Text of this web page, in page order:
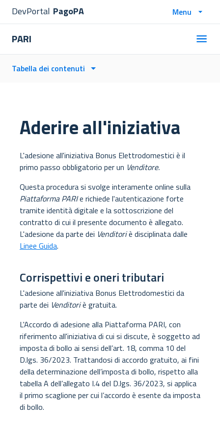
DevPortal PagoPA Menu
PARI
Tabella dei contenuti
Aderire all'iniziativa
L'adesione all'iniziativa Bonus Elettrodomestici è il
primo passo obbligatorio per un Venditore.
Questa procedura si svolge interamente online sulla
Piattaforma PARIe richiede l'autenticazione forte
tramite identità digitale e la sottoscrizione del
contratto di cui il presente documento è allegato.
L'adesione da parte dei Venditoriè disciplinata dalle
Linee Guida.
Corrispettivi e oneri tributari
L'adesione all'iniziativa Bonus Elettrodomestici da
parte dei Venditoriè gratuita.
L'Accordo di adesione alla Piattaforma PARI, con
riferimento all'iniziativa di cui si discute, è soggetto ad
imposta di bollo ai sensi dell’art. 18, comma 10 del
D.lgs. 36/2023. Trattandosi di accordo gratuito, ai fini
della determinazione dell’imposta di bollo, rispetto alla
tabella A dell’allegato I.4 del D.lgs. 36/2023, si applica
il primo scaglione per cui l’accordo è esente da imposta
di bollo.